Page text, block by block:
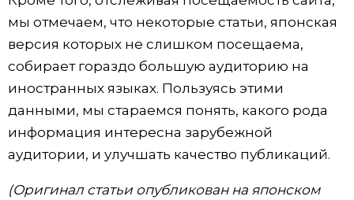
мы отмечаем, что некоторые статьи, японская
версия которых не слишком посещаема,
собирает гораздо большую аудиторию на
иностранных языках. Пользуясь этими
данными, мы стараемся понять, какого рода
информация интересна зарубежной
аудитории, и улучшать качество публикаций.
(Оригинал статьи опубликован на японском